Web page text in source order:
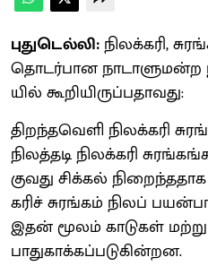
புதுடெல்லி:நிலக்​கரி,
தொடர்​பான நாடாளு​மன்ற
யில் கூறி​யிருப்​ப​தாவது:
திறந்​தவெளி நிலக்​கரி
நிலத்​தடி நிலக்​கரி
கு​வது சிக்​கல்
கரிச் சுரங்​கம் நிலப்
இதன் மூலம் காடு​கள்
பாது​காக்​கப்​படு​கின்றன.